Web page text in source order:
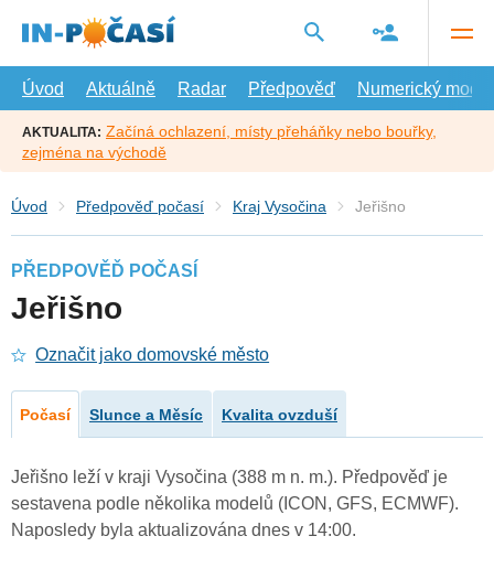
hlavní
Úvod
Aktuálně Radar Předpověď Numerický model
AKTUALITA: Začíná ochlazení, místy přeháňky nebo bouřky,
zejména na východě
Úvod Předpověď počasí Kraj Vysočina Jeřišno
PŘEDPOVĚĎ POČASÍ
Jeřišno
Označit jako domovské město
Počasí Slunce a Měsíc Kvalita ovzduší
Jeřišno leží v kraji Vysočina (388 m n. m.). Předpověď je
sestavena podle několika modelů (ICON, GFS, ECMWF).
Naposledy byla aktualizována dnes v 14:00.